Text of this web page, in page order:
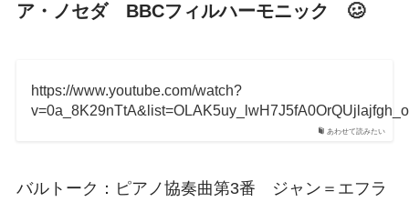
ア・ノセダ BBCフィルハーモニック 🥴
あわせて読みたい
https://www.youtube.com/watch?
バルトーク：ピアノ協奏曲第3番 ジャン＝エフラ